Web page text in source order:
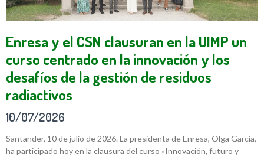
Enresa y el CSN clausuran en la UIMP un
curso centrado en la innovación y los
desafíos de la gestión de residuos
radiactivos
10/07/2026
Santander, 10 de julio de 2026. La presidenta de Enresa, Olga García,
ha participado hoy en la clausura del curso «Innovación, futuro y